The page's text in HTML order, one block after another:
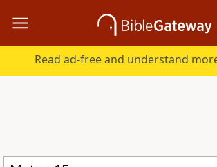
Read ad-free and understand